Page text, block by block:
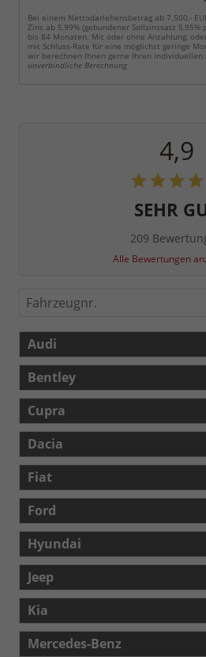
Bei einem Nettodarlehensbetrag ab 7.500,-
Zins ab 5,99% (gebundener Sollzinssatz
bis 84 Monaten. Mit oder ohne Anzahlung,
mit Schluss-Rate für eine möglichst geringe
wir berechnen Ihnen gerne Ihren individuellen
unverbindliche Berechnung
4,9
SEHR
209
Alle Bewertungen
Fahrzeugnr.
Audi
Bentley
Cupra
Dacia
Fiat
Ford
Hyundai
Jeep
Kia
Mercedes-Benz